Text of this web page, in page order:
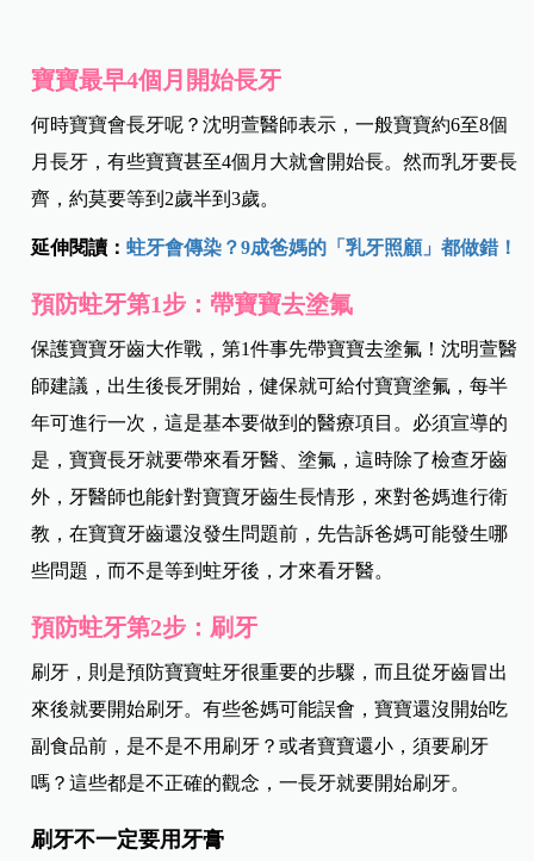
寶寶最早4個月開始長牙
何時寶寶會長牙呢？沈明萱醫師表示，一般寶寶約6至8個
月長牙，有些寶寶甚至4個月大就會開始長。然而乳牙要長
齊，約莫要等到2歲半到3歲。
延伸閱讀：蛀牙會傳染？9成爸媽的「乳牙照顧」都做錯！
預防蛀牙第1步：帶寶寶去塗氟
保護寶寶牙齒大作戰，第1件事先帶寶寶去塗氟！沈明萱醫
師建議，出生後長牙開始，健保就可給付寶寶塗氟，每半
年可進行一次，這是基本要做到的醫療項目。必須宣導的
是，寶寶長牙就要帶來看牙醫、塗氟，這時除了檢查牙齒
外，牙醫師也能針對寶寶牙齒生長情形，來對爸媽進行衛
教，在寶寶牙齒還沒發生問題前，先告訴爸媽可能發生哪
些問題，而不是等到蛀牙後，才來看牙醫。
預防蛀牙第2步：刷牙
刷牙，則是預防寶寶蛀牙很重要的步驟，而且從牙齒冒出
來後就要開始刷牙。有些爸媽可能誤會，寶寶還沒開始吃
副食品前，是不是不用刷牙？或者寶寶還小，須要刷牙
嗎？這些都是不正確的觀念，一長牙就要開始刷牙。
刷牙不一定要用牙膏